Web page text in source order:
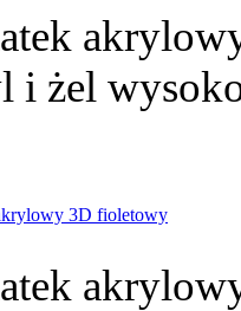
i żel
3D fioletowy